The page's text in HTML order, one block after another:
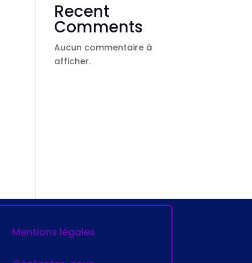
Recent
Comments
Aucun commentaire à
afficher.
Mentions légales